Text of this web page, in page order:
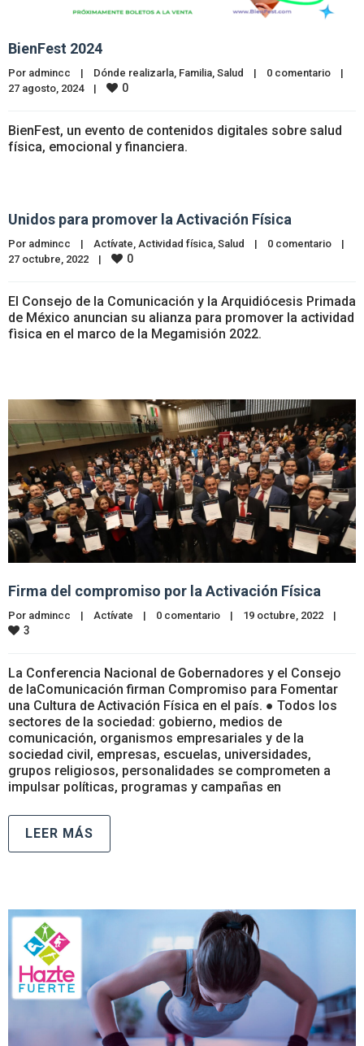
BienFest 2024
Por admincc | Dónde realizarla Familia Salud | 0 comentario
|
27 agosto, 2024 | 0
BienFest, un evento de contenidos digitales sobre salud
física, emocional y financiera.
Unidos para promover la Activación Física
Por admincc | Actívate Actividad física Salud | 0 comentario
|
27 octubre, 2022 | 0
El Consejo de la Comunicación y la Arquidiócesis Primada
de México anuncian su alianza para promover la actividad
fìsica en el marco de la Megamisión 2022.
Firma del compromiso por la Activación Física
Por admincc | Actívate | 0 comentario | 19 octubre, 2022 |
3
La Conferencia Nacional de Gobernadores y el Consejo
de laComunicación firman Compromiso para Fomentar
una Cultura de Activación Física en el país. ● Todos los
sectores de la sociedad: gobierno, medios de
comunicación, organismos empresariales y de la
sociedad civil, empresas, escuelas, universidades,
grupos religiosos, personalidades se comprometen a
impulsar políticas, programas y campañas en
LEER MÁS